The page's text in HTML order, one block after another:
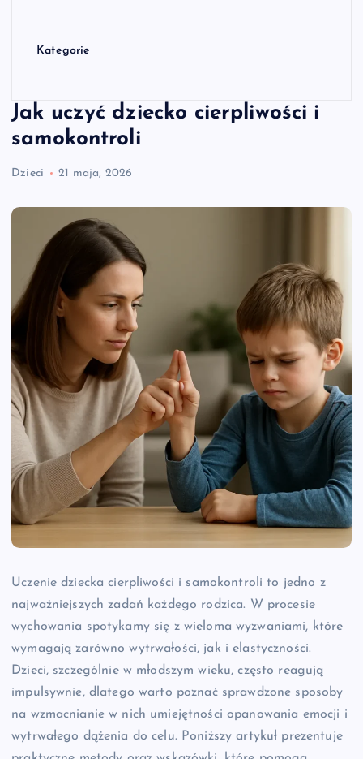
Kategorie
Jak uczyć dziecko cierpliwości i
samokontroli
Dzieci 21 maja, 2026
Uczenie dziecka cierpliwości i samokontroli to jedno z
najważniejszych zadań każdego rodzica. W procesie
wychowania spotykamy się z wieloma wyzwaniami, które
wymagają zarówno wytrwałości, jak i elastyczności.
Dzieci, szczególnie w młodszym wieku, często reagują
impulsywnie, dlatego warto poznać sprawdzone sposoby
na wzmacnianie w nich umiejętności opanowania emocji i
wytrwałego dążenia do celu. Poniższy artykuł prezentuje